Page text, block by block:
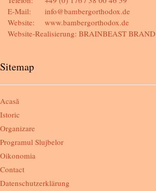
E-Mail:
Website:
info@bambergorthodox.de
www.bambergorthodox.de
Website-Realisierung: BRAINBEAST BRAND
Sitemap
Acasă
Istoric
Organizare
Programul Slujbelor
Oikonomia
Contact
Datenschutzerklärung